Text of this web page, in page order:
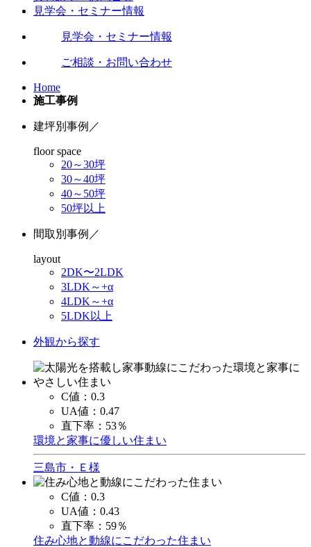
見学会・セミナー情報
見学会・セミナー情報
ご相談・お問い合わせ
Home
施工事例
建坪別事例 ／
floor space
20～30坪
30～40坪
40～50坪
50坪以上
間取別事例 ／
layout
2DK〜2LDK
3LDK～+α
4LDK～+α
5LDK以上
外観から探す
C値： 0.3
UA値： 0.47
直下率： 53％
環境と家事に優しい住まい
三島市・Ｅ様
C値： 0.3
UA値： 0.43
直下率： 59％
住み心地と動線にこだわった住まい